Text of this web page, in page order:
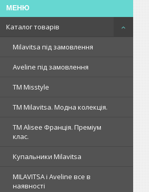
Каталог товарів
Milavitsa під замовлення
Aveline під замовлення
TM Misstyle
ТМ Milavitsa. Модна колекція.
TM Alisee Франція. Преміум
клас.
Купальники Milavitsa
MILAVITSA і Aveline все в
наявності